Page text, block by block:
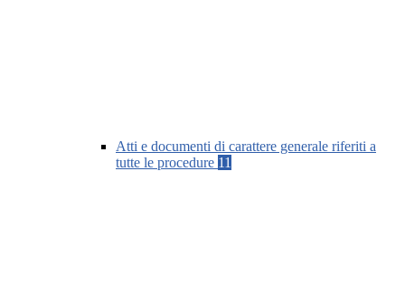
Atti e documenti di carattere generale riferiti a
tutte le procedure 11